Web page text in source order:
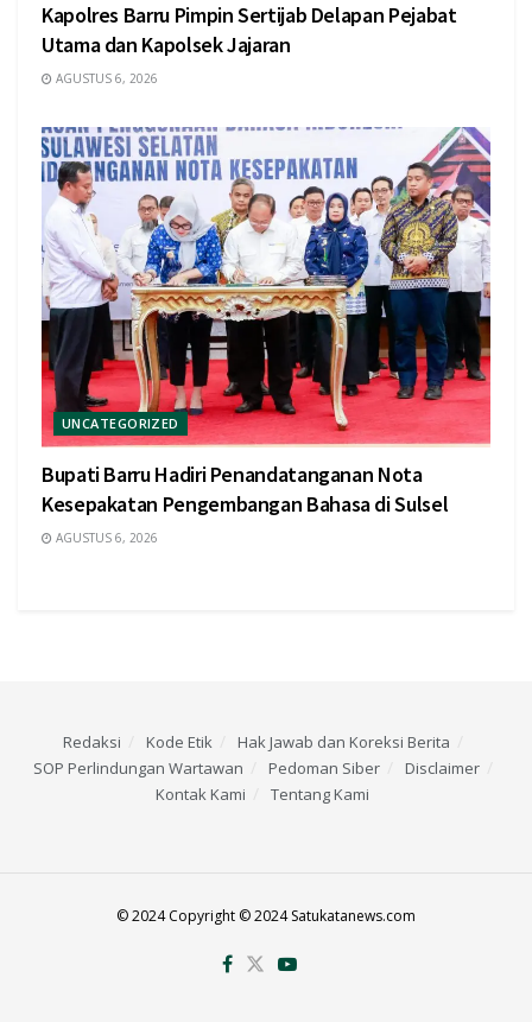
Kapolres Barru Pimpin Sertijab Delapan Pejabat
Utama dan Kapolsek Jajaran
AGUSTUS 6, 2026
UNCATEGORIZED
Bupati Barru Hadiri Penandatanganan Nota
Kesepakatan Pengembangan Bahasa di Sulsel
AGUSTUS 6, 2026
Redaksi Kode Etik
Hak Jawab dan Koreksi Berita
SOP Perlindungan Wartawan
Pedoman Siber
Disclaimer
Kontak Kami
Tentang Kami
© 2024 Copyright © 2024 Satukatanews.com